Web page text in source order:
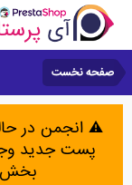
صفحه نخست
⚠️ انجمن در
پست جدید
بخش